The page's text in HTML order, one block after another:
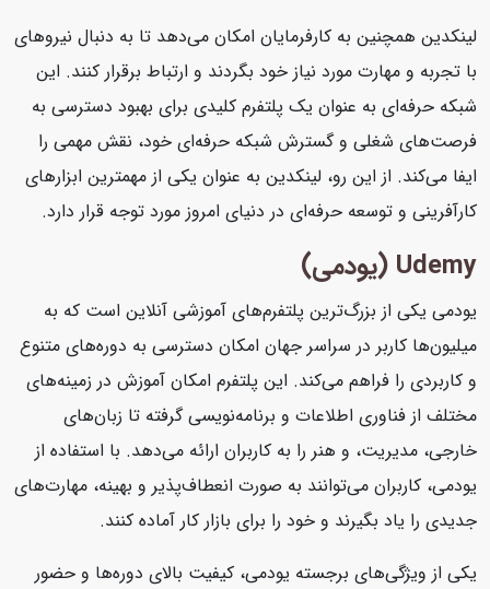
لینکدین همچنین به کارفرمایان امکان می‌دهد تا به دنبال نیروهای
با تجربه و مهارت مورد نیاز خود بگردند و ارتباط برقرار کنند. این
شبکه حرفه‌ای به عنوان یک پلتفرم کلیدی برای بهبود دسترسی به
فرصت‌های شغلی و گسترش شبکه حرفه‌ای خود، نقش مهمی را
ایفا می‌کند. از این رو، لینکدین به عنوان یکی از مهمترین ابزارهای
کارآفرینی و توسعه حرفه‌ای در دنیای امروز مورد توجه قرار دارد.
Udemy (یودمی)
یودمی یکی از بزرگ‌ترین پلتفرم‌های آموزشی آنلاین است که به
میلیون‌ها کاربر در سراسر جهان امکان دسترسی به دوره‌های متنوع
و کاربردی را فراهم می‌کند. این پلتفرم امکان آموزش در زمینه‌های
مختلف از فناوری اطلاعات و برنامه‌نویسی گرفته تا زبان‌های
خارجی، مدیریت، و هنر را به کاربران ارائه می‌دهد. با استفاده از
یودمی، کاربران می‌توانند به صورت انعطاف‌پذیر و بهینه، مهارت‌های
جدیدی را یاد بگیرند و خود را برای بازار کار آماده کنند.
یکی از ویژگی‌های برجسته یودمی، کیفیت بالای دوره‌ها و حضور